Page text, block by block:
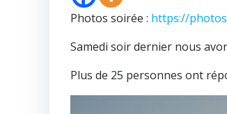
Photos soirée : https://
Samedi soir dernier nous
Plus de 25 personnes ont